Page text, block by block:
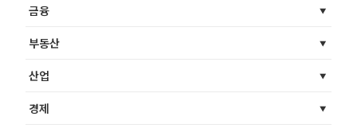
금융
부동산
산업
경제